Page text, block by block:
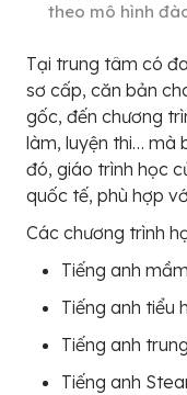
theo mô hình
Tại trung tâm có
sơ cấp, căn bản
gốc, đến chương
làm, luyện thi… mà
đó, giáo trình học
quốc tế, phù hợp
Các chương trình
Tiếng anh
Tiếng anh tiểu
Tiếng anh
Tiếng anh